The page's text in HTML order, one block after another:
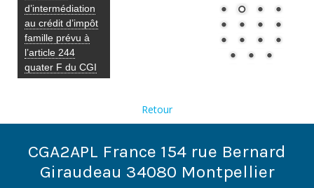
d’intermédiation
au crédit d’impôt
famille prévu à
l’article 244
quater F du CGI
Retour
CGA2APL France 154 rue Bernard
Giraudeau 34080 Montpellier